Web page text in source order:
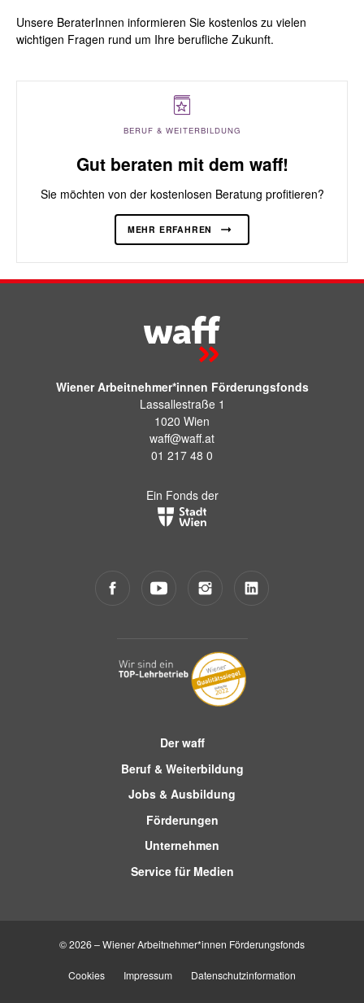
Unsere BeraterInnen informieren Sie kostenlos zu vielen
wichtigen Fragen rund um Ihre berufliche Zukunft.
BERUF & WEITERBILDUNG
Gut beraten mit dem waff!
Sie möchten von der kostenlosen Beratung profitieren?
MEHR ERFAHREN
Wiener Arbeitnehmer*innen Förderungsfonds
Lassallestraße 1
1020 Wien
waff@waff.at
01 217 48 0
Ein Fonds der
Der waff
Beruf & Weiterbildung
Jobs & Ausbildung
Förderungen
Unternehmen
Service für Medien
© 2026 – Wiener Arbeitnehmer*innen Förderungsfonds
Cookies Impressum Datenschutzinformation